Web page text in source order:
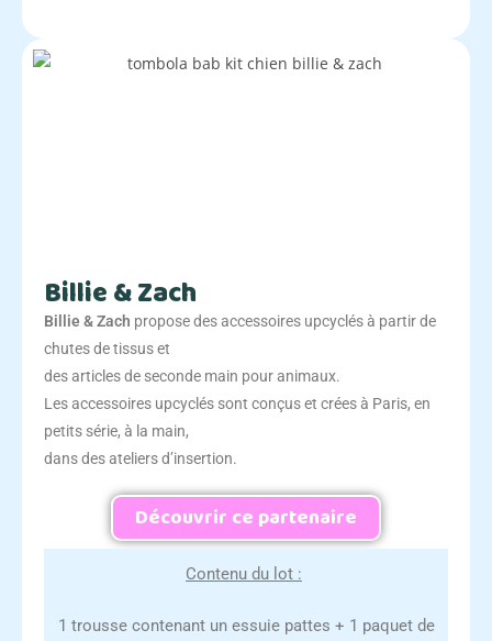
Billie & Zach
Billie & Zach propose des accessoires upcyclés à partir de
chutes de tissus et
des articles de seconde main pour animaux.
Les accessoires upcyclés sont conçus et crées à Paris, en
petits série, à la main,
dans des ateliers d’insertion.
Découvrir ce partenaire
Contenu du lot :
1 trousse contenant un essuie pattes + 1 paquet de